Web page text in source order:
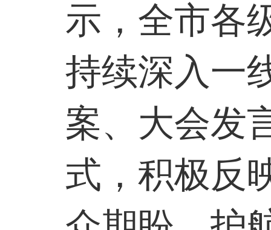
示，全市各
持续深入一
案、大会发
式，积极反